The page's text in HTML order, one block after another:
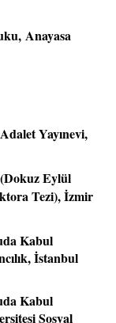
Anayasa
Yayınevi,
Eylül
Tezi), İzmir
Kabul
İstanbul
Kabul
Sosyal